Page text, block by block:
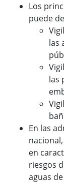
Los
puede
las
las
En las
en
riesgos
aguas